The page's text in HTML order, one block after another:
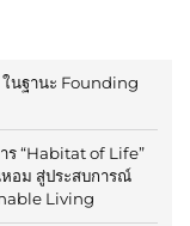
ในฐานะ Founding
“Habitat of Life”
อม สู่ประสบการณ์
Living